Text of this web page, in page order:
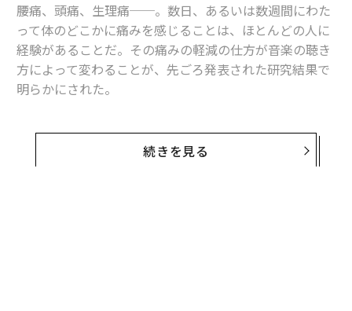
腰痛、頭痛、生理痛──。数日、あるいは数週間にわた
って体のどこかに痛みを感じることは、ほとんどの人に
経験があることだ。その痛みの軽減の仕方が音楽の聴き
方によって変わることが、先ごろ発表された研究結果で
明らかにされた。
米科学誌プロスワンに発表された論文によると、ロンド
ン大学クイーン・メアリー校のクレア・ハウリン博士
（生物・実践心理学部）の研究チームとアイルランドの
続きを見る